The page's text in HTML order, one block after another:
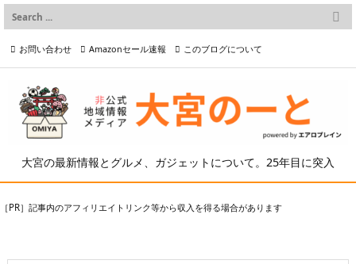
大宮の最新情報とグルメ、ガジェットについて。25年目に突入

メニュー

検索
お問い合わせ Amazonセール速報 このブログについて
プライバシーポリシー等
［PR］記事内のアフィリエイトリンク等から収入を得る場合があります